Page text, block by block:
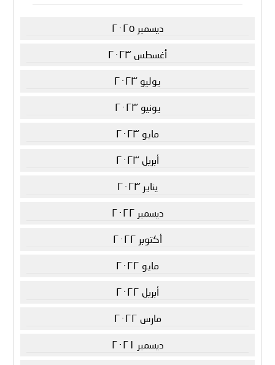
ديسمبر ٢٠٢٥
أغسطس ٢٠٢٣
يوليو ٢٠٢٣
يونيو ٢٠٢٣
مايو ٢٠٢٣
أبريل ٢٠٢٣
يناير ٢٠٢٣
ديسمبر ٢٠٢٢
أكتوبر ٢٠٢٢
مايو ٢٠٢٢
أبريل ٢٠٢٢
مارس ٢٠٢٢
ديسمبر ٢٠٢١